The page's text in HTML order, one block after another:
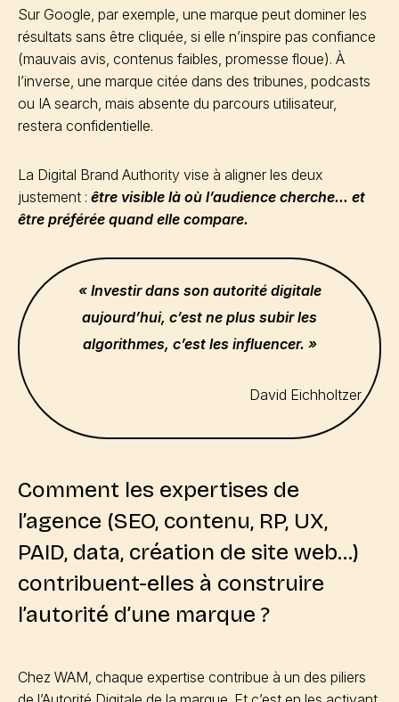
Sur Google, par exemple, une marque peut dominer les
résultats sans être cliquée, si elle n’inspire pas confiance
(mauvais avis, contenus faibles, promesse floue). À
l’inverse, une marque citée dans des tribunes, podcasts
ou IA search, mais absente du parcours utilisateur,
restera confidentielle.
La Digital Brand Authority vise à aligner les deux
justement : être visible là où l’audience cherche… et
être préférée quand elle compare.
« Investir dans son autorité digitale
aujourd’hui, c’est ne plus subir les
algorithmes, c’est les influencer. »
David Eichholtzer
Comment les expertises de
l’agence (SEO, contenu, RP, UX,
PAID, data, création de site web…)
contribuent-elles à construire
l’autorité d’une marque ?
Chez WAM, chaque expertise contribue à un des piliers